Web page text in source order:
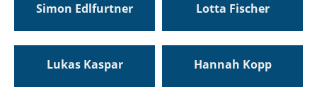
Simon Edlfurtner Lotta Fischer
Lukas Kaspar Hannah Kopp